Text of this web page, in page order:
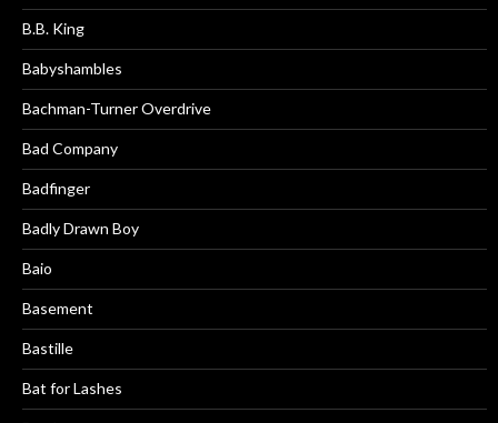
B.B. King
Babyshambles
Bachman-Turner Overdrive
Bad Company
Badfinger
Badly Drawn Boy
Baio
Basement
Bastille
Bat for Lashes